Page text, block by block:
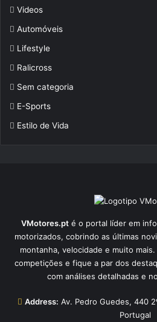
Videos
Automóveis
Lifestyle
Ralicross
Sem categoria
E-Sports
Estilo de Vida
VMotores.pt é o portal líder em
motorizados, cobrindo as últimas
montanha, velocidade e muito
competições e fique a par dos
com análises detalhadas e
Address: Av. Pedro Guedes, 440
Portugal